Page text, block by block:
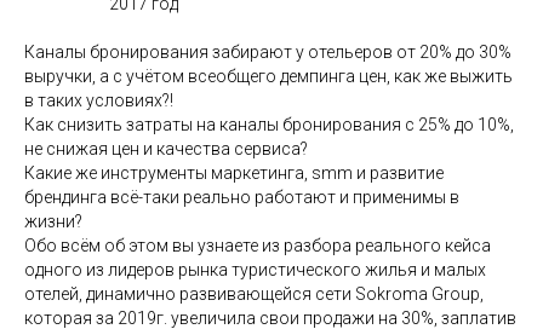
Каналы бронирования забирают у отельеров от 20% до 30%
выручки, а с учётом всеобщего демпинга цен, как же выжить
в таких условиях?!
Как снизить затраты на каналы бронирования с 25% до 10%,
не снижая цен и качества сервиса?
Какие же инструменты маркетинга, smm и развитие
брендинга всё-таки реально работают и применимы в
жизни?
Обо всём об этом вы узнаете из разбора реального кейса
одного из лидеров рынка туристического жилья и малых
отелей, динамично развивающейся сети Sokroma Group,
которая за 2019г. увеличила свои продажи на 30%, заплатив